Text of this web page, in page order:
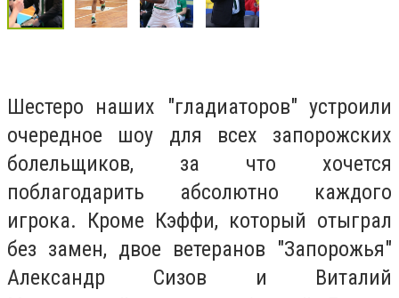
Шестеро наших "гладиаторов" устроили
очередное шоу для всех запорожских
болельщиков, за что хочется
поблагодарить абсолютно каждого
игрока. Кроме Кэффи, который отыграл
без замен, двое ветеранов "Запорожья"
Александр Сизов и Виталий